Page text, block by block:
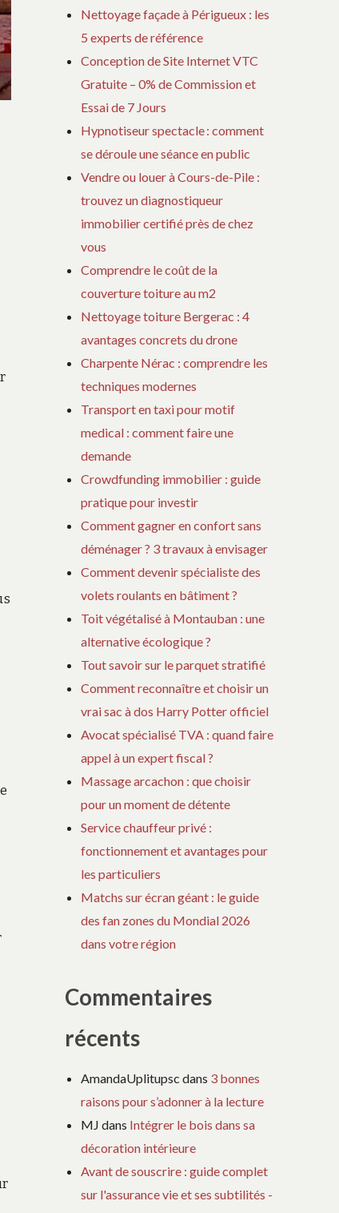
Nettoyage façade à Périgueux : les
5 experts de référence
Conception de Site Internet VTC
Gratuite – 0% de Commission et
Essai de 7 Jours
Hypnotiseur spectacle : comment
se déroule une séance en public
Vendre ou louer à Cours-de-Pile :
trouvez un diagnostiqueur
immobilier certifié près de chez
vous
Comprendre le coût de la
couverture toiture au m2
Nettoyage toiture Bergerac : 4
avantages concrets du drone
Charpente Nérac : comprendre les
techniques modernes
Transport en taxi pour motif
medical : comment faire une
demande
Crowdfunding immobilier : guide
pratique pour investir
Comment gagner en confort sans
déménager ? 3 travaux à envisager
Comment devenir spécialiste des
volets roulants en bâtiment ?
Toit végétalisé à Montauban : une
alternative écologique ?
Tout savoir sur le parquet stratifié
Comment reconnaître et choisir un
vrai sac à dos Harry Potter officiel
Avocat spécialisé TVA : quand faire
appel à un expert fiscal ?
Massage arcachon : que choisir
pour un moment de détente
Service chauffeur privé :
fonctionnement et avantages pour
les particuliers
Matchs sur écran géant : le guide
des fan zones du Mondial 2026
dans votre région
Commentaires
récents
AmandaUplitupsc dans 3 bonnes
raisons pour s’adonner à la lecture
MJ dans Intégrer le bois dans sa
décoration intérieure
Avant de souscrire : guide complet
sur l'assurance vie et ses subtilités -